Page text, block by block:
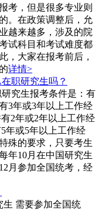
考，但是很多专业则
。在政策调整后，允
越来越多，涉及的院
试科目和考试难度都
，大家在报考前后，
详情>
职研究生吗？
究生报考条件是：有
3年或3年以上工作经
2年或2年以上工作经
年或5年以上工作经
殊的要求，只要考生
年10月在中国研究生
月参加全国统考，经
生 需要参加全国统